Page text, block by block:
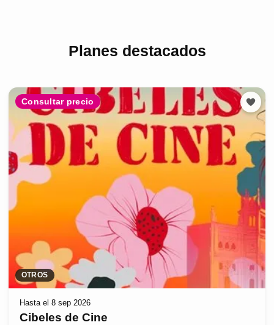
Planes destacados
Consultar precio
OTROS
Hasta el 8 sep 2026
Cibeles de Cine